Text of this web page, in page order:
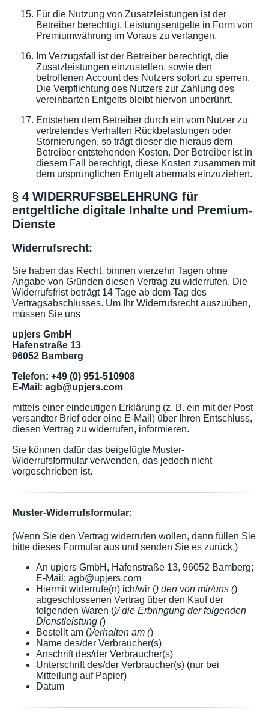
Für die Nutzung von Zusatzleistungen ist der
Betreiber berechtigt, Leistungsentgelte in Form von
Premiumwährung im Voraus zu verlangen.
Im Verzugsfall ist der Betreiber berechtigt, die
Zusatzleistungen einzustellen, sowie den
betroffenen Account des Nutzers sofort zu sperren.
Die Verpflichtung des Nutzers zur Zahlung des
vereinbarten Entgelts bleibt hiervon unberührt.
Entstehen dem Betreiber durch ein vom Nutzer zu
vertretendes Verhalten Rückbelastungen oder
Stornierungen, so trägt dieser die hieraus dem
Betreiber entstehenden Kosten. Der Betreiber ist in
diesem Fall berechtigt, diese Kosten zusammen mit
dem ursprünglichen Entgelt abermals einzuziehen.
§ 4 WIDERRUFSBELEHRUNG für
entgeltliche digitale Inhalte und Premium-
Dienste
Widerrufsrecht:
Sie haben das Recht, binnen vierzehn Tagen ohne
Angabe von Gründen diesen Vertrag zu widerrufen. Die
Widerrufsfrist beträgt 14 Tage ab dem Tag des
Vertragsabschlusses. Um Ihr Widerrufsrecht auszuüben,
müssen Sie uns
upjers GmbH
Hafenstraße 13
96052 Bamberg
Telefon: +49 (0) 951-510908
E-Mail: agb@upjers.com
mittels einer eindeutigen Erklärung (z. B. ein mit der Post
versandter Brief oder eine E-Mail) über Ihren Entschluss,
diesen Vertrag zu widerrufen, informieren.
Sie können dafür das beigefügte Muster-
Widerrufsformular verwenden, das jedoch nicht
vorgeschrieben ist.
Muster-Widerrufsformular:
(Wenn Sie den Vertrag widerrufen wollen, dann füllen Sie
bitte dieses Formular aus und senden Sie es zurück.)
An upjers GmbH, Hafenstraße 13, 96052 Bamberg;
E-Mail: agb@upjers.com
Hiermit widerrufe(n) ich/wir () den von mir/uns ()
abgeschlossenen Vertrag über den Kauf der
folgenden Waren ()/ die Erbringung der folgenden
Dienstleistung ()
Bestellt am ()/erhalten am ()
Name des/der Verbraucher(s)
Anschrift des/der Verbraucher(s)
Unterschrift des/der Verbraucher(s) (nur bei
Mitteilung auf Papier)
Datum